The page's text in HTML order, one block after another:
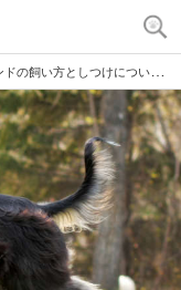
けについて 基本を知って仲良くなろう